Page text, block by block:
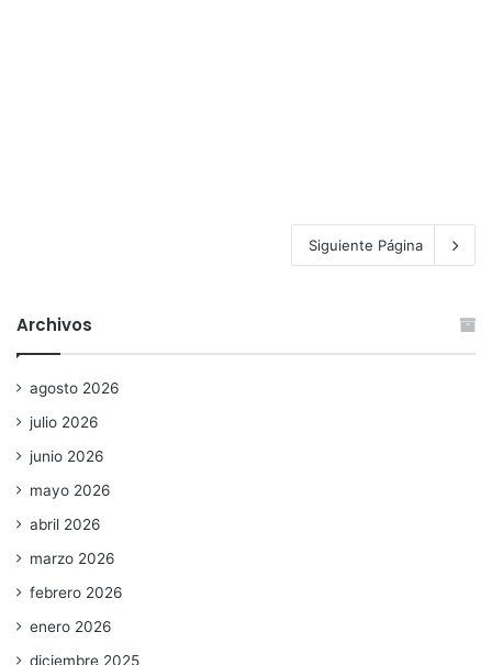
Siguiente Página
Archivos
agosto 2026
julio 2026
junio 2026
mayo 2026
abril 2026
marzo 2026
febrero 2026
enero 2026
diciembre 2025